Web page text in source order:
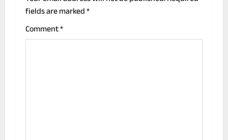
v
i
fields are marked*
Comment*